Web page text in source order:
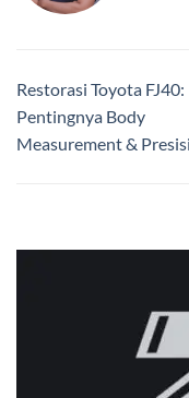
Restorasi Toyota FJ40:
Pentingnya Body
Measurement & Presisi